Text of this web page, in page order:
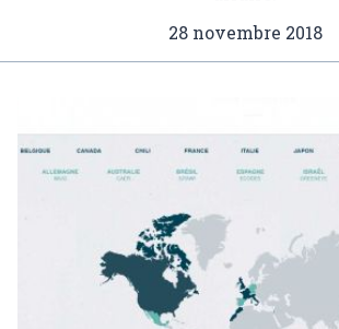
28 novembre 2018